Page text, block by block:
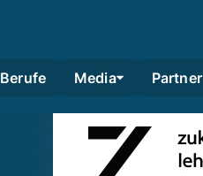
Berufe Media Partner